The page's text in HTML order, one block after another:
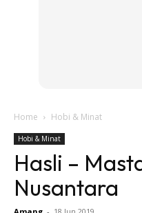
Home Hobi & Minat
Hobi & Minat
Hasli –
Nusantara